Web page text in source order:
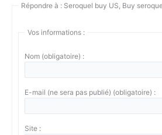
Répondre à : Seroquel buy US, Buy
Vos informations :
Nom (obligatoire) :
E-mail (ne sera pas publié) (obligatoire) :
Site :